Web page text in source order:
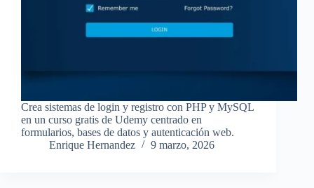
Crea sistemas de login y registro con PHP y MySQL
en un curso gratis de Udemy centrado en
formularios, bases de datos y autenticación web.
Enrique Hernandez
9 marzo, 2026